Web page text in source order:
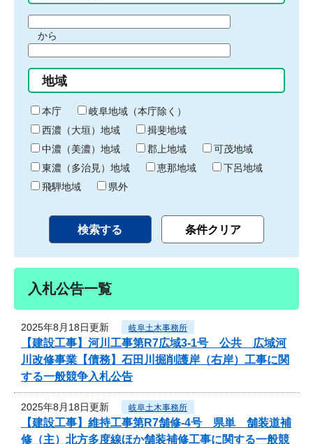
間
始
り
から
間
終
わ
り
地域
本庁
岐阜地域（本庁除く）
西濃（大垣）地域
揖斐地域
中濃（美濃）地域
郡上地域
可茂地域
東濃（多治見）地域
恵那地域
下呂地域
飛騨地域
県外
入札公告一覧
2025年8月18日更新 岐阜土木事務所
【建設工事】河川工事第R7広域3-1号 公共 広域河
川改修事業【債務】石田川掘削護岸（右岸）工事に関
する一般競争入札公告
2025年8月18日更新 岐阜土木事務所
【建設工事】維持工事第R7舗修-4号 県単 舗装道補
修（主）北方多度線ほか舗装補修工事に関する一般競